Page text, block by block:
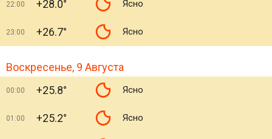
22:00 +28.0° Ясно
23:00 +26.7° Ясно
Воскресенье, 9 Августа
00:00 +25.8° Ясно
01:00 +25.2° Ясно